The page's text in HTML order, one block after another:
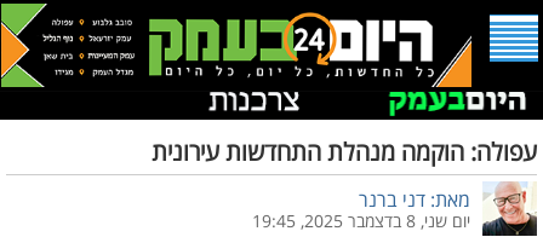
עפולה: הוקמה מנהלת התחדשות עירונית
מאת: דני ברנר
יום שני, 8 בדצמבר 2025, 19:45